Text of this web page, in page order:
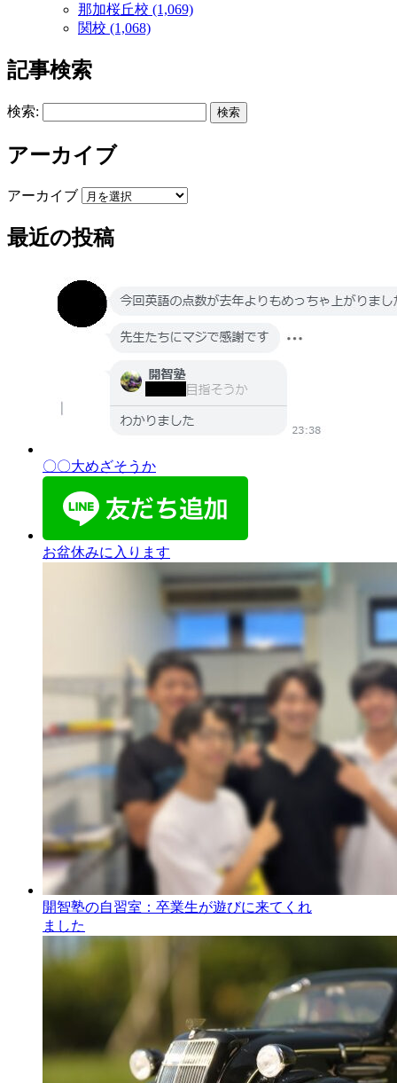
那加桜丘校 (1,069)
関校 (1,068)
記事検索
検索:
アーカイブ
アーカイブ
最近の投稿
〇〇大めざそうか
お盆休みに入ります
開智塾の自習室：卒業生が遊びに来てくれ
ました